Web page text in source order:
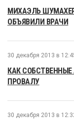
МИХАЭЛЬ
ОБЪЯВИЛИ ВРАЧИ
30 декабря 2013 в
КАК СОБСТВЕННЫЕ
ПРОВАЛУ
30 декабря 2013 в